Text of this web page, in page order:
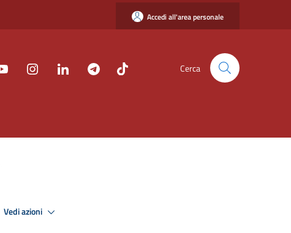
Accedi all'area personale
Cerca
Vedi azioni